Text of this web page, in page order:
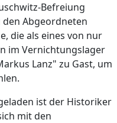
Befreiung
Abgeordneten
die als eines von nur
im Vernichtungslager
Lanz" zu Gast, um
ist der Historiker
mit den